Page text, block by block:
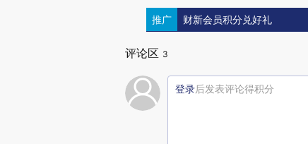
推广 财新会员积分兑好礼
评论区 3
登录后发表评论得积分